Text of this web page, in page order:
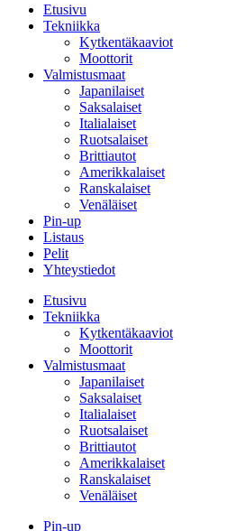
Etusivu
Tekniikka
Kytkentäkaaviot
Moottorit
Valmistusmaat
Japanilaiset
Saksalaiset
Italialaiset
Ruotsalaiset
Brittiautot
Amerikkalaiset
Ranskalaiset
Venäläiset
Pin-up
Listaus
Pelit
Yhteystiedot
Etusivu
Tekniikka
Kytkentäkaaviot
Moottorit
Valmistusmaat
Japanilaiset
Saksalaiset
Italialaiset
Ruotsalaiset
Brittiautot
Amerikkalaiset
Ranskalaiset
Venäläiset
Pin-up